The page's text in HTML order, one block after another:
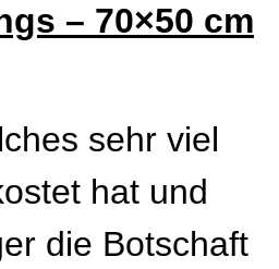
– 70×50 cm
sehr viel
hat und
die Botschaft